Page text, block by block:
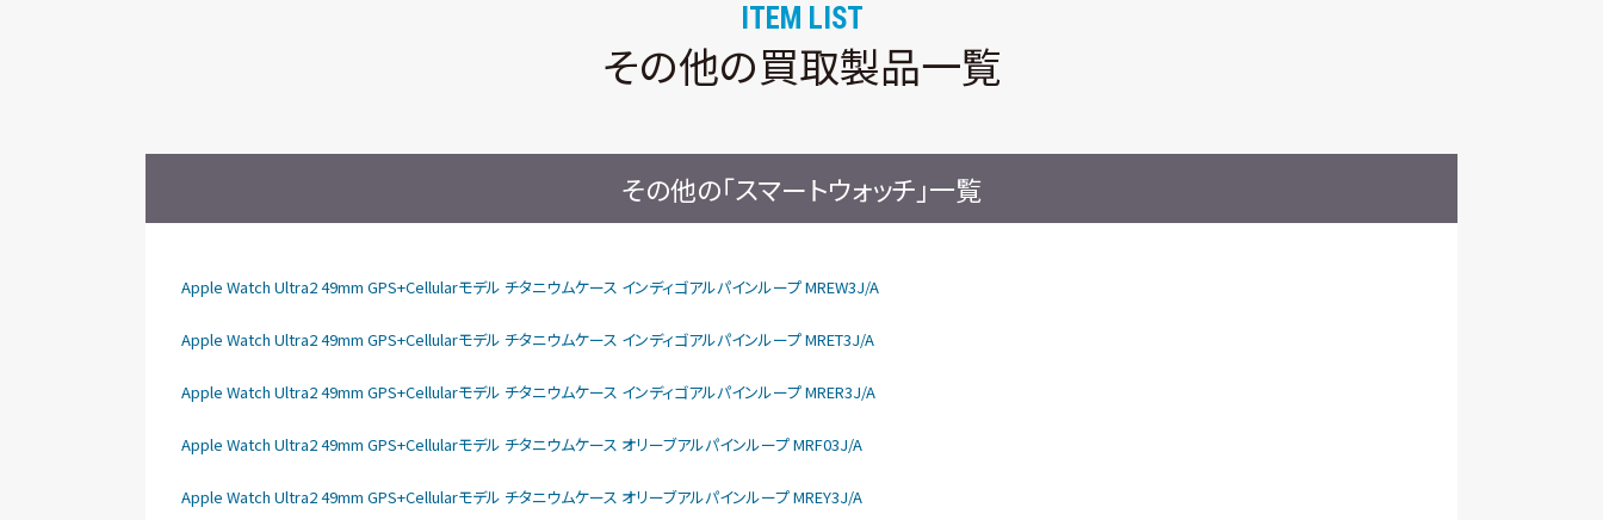
ITEM LIST
その他の買取製品一覧
その他の「スマートウォッチ」一覧
Apple Watch Ultra2 49mm GPS+Cellularモデル チタニウムケース インディゴアルパインループ MREW3J/A
Apple Watch Ultra2 49mm GPS+Cellularモデル チタニウムケース インディゴアルパインループ MRET3J/A
Apple Watch Ultra2 49mm GPS+Cellularモデル チタニウムケース インディゴアルパインループ MRER3J/A
Apple Watch Ultra2 49mm GPS+Cellularモデル チタニウムケース オリーブアルパインループ MRF03J/A
Apple Watch Ultra2 49mm GPS+Cellularモデル チタニウムケース オリーブアルパインループ MREY3J/A